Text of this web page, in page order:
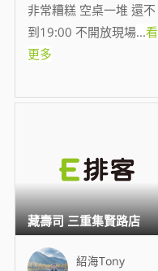
非常糟糕 空桌一堆 還不
到19:00 不開放現場...看
更多
紹海Tony
藏壽司 三重集賢路店